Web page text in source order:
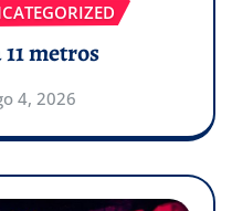
metros
4, 2026